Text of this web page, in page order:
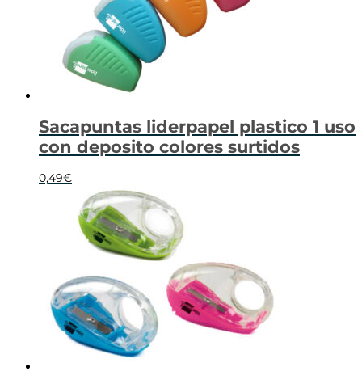
Sacapuntas liderpapel plastico 1 uso
con deposito colores surtidos
0,49€